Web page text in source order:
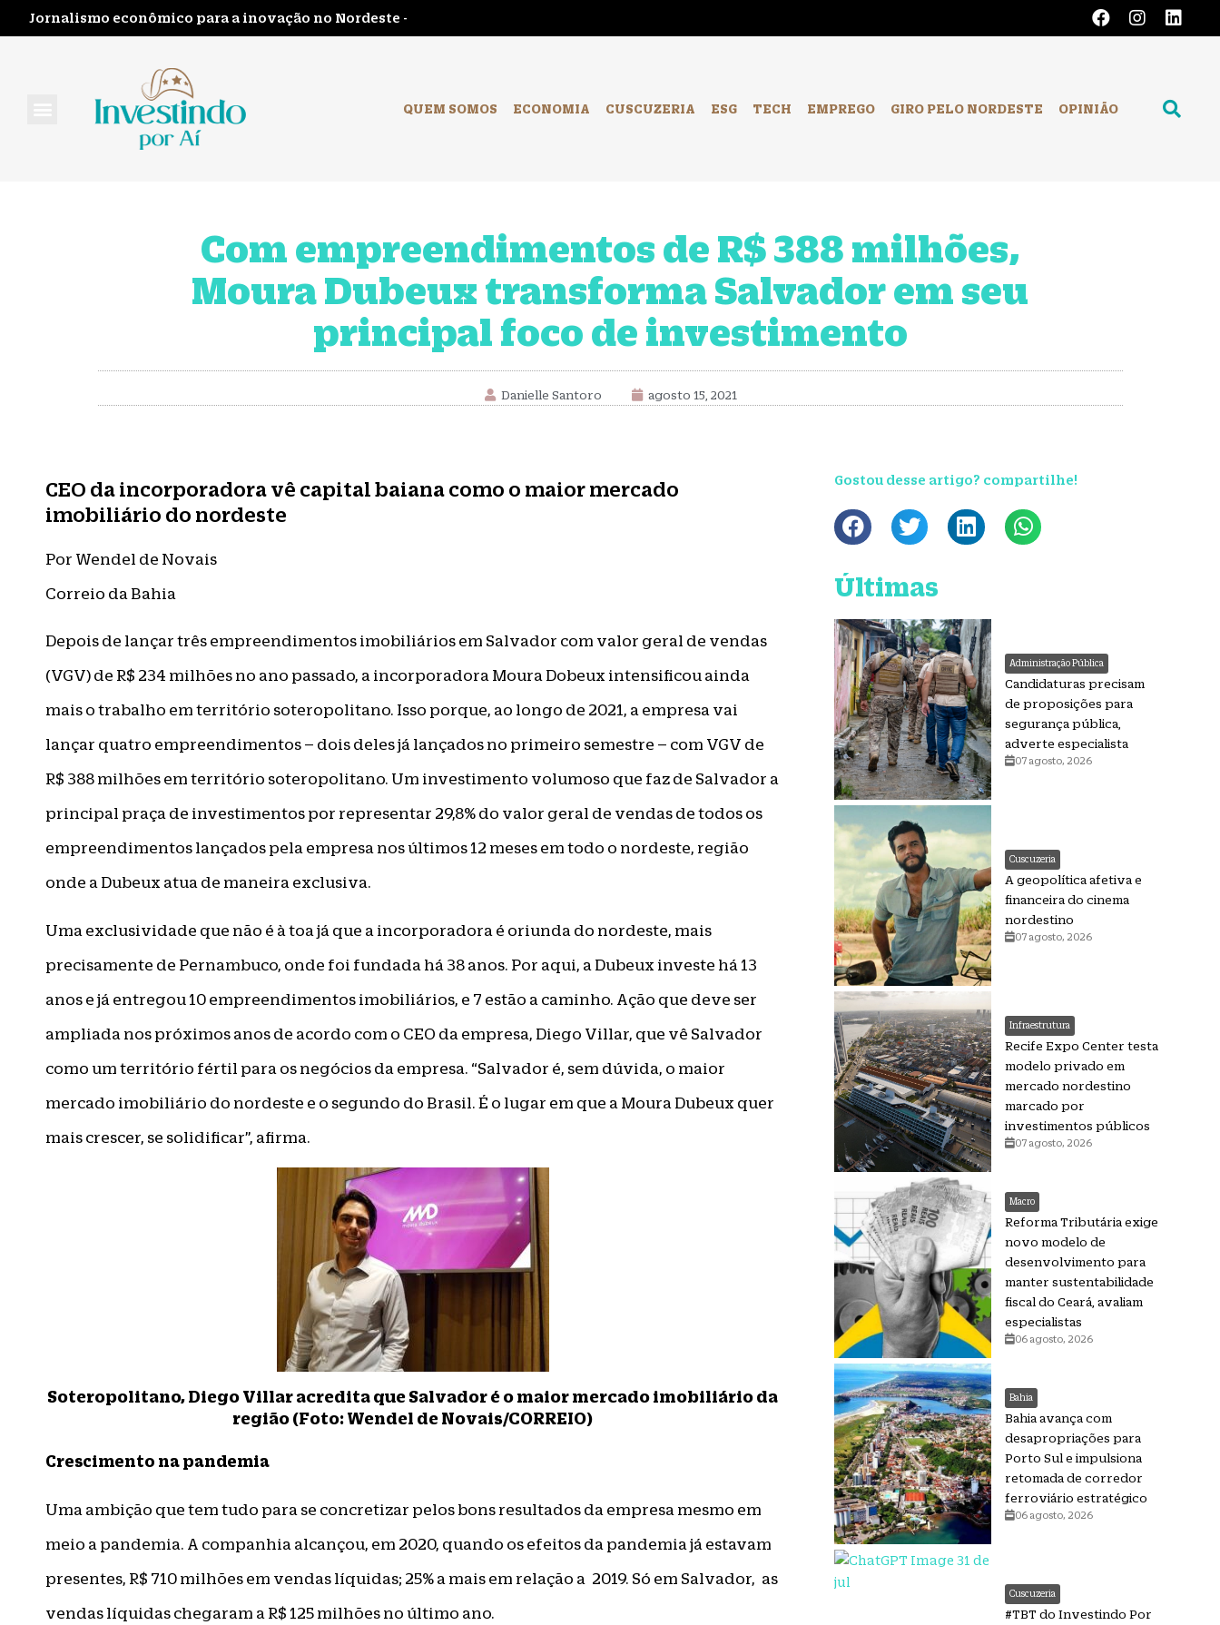
Jornalismo econômico para a inovação no Nordeste -
QUEM SOMOS ECONOMIA CUSCUZERIA ESG TECH EMPREGO GIRO PELO NORDESTE OPINIÃO
Com empreendimentos de R$ 388 milhões,
Moura Dubeux transforma Salvador em seu
principal foco de investimento
Danielle Santoro agosto 15, 2021
CEO da incorporadora vê capital baiana como o maior mercado
imobiliário do nordeste
Por Wendel de Novais
Correio da Bahia
Depois de lançar três empreendimentos imobiliários em Salvador com valor geral de vendas
(VGV) de R$ 234 milhões no ano passado, a incorporadora Moura Dobeux intensificou ainda
mais o trabalho em território soteropolitano. Isso porque, ao longo de 2021, a empresa vai
lançar quatro empreendimentos – dois deles já lançados no primeiro semestre – com VGV de
R$ 388 milhões em território soteropolitano. Um investimento volumoso que faz de Salvador a
principal praça de investimentos por representar 29,8% do valor geral de vendas de todos os
empreendimentos lançados pela empresa nos últimos 12 meses em todo o nordeste, região
onde a Dubeux atua de maneira exclusiva.
Uma exclusividade que não é à toa já que a incorporadora é oriunda do nordeste, mais
precisamente de Pernambuco, onde foi fundada há 38 anos. Por aqui, a Dubeux investe há 13
anos e já entregou 10 empreendimentos imobiliários, e 7 estão a caminho. Ação que deve ser
ampliada nos próximos anos de acordo com o CEO da empresa, Diego Villar, que vê Salvador
como um território fértil para os negócios da empresa. “Salvador é, sem dúvida, o maior
mercado imobiliário do nordeste e o segundo do Brasil. É o lugar em que a Moura Dubeux quer
mais crescer, se solidificar”, afirma.
Soteropolitano, Diego Villar acredita que Salvador é o maior mercado imobiliário da
região (Foto: Wendel de Novais/CORREIO)
Crescimento na pandemia
Uma ambição que tem tudo para se concretizar pelos bons resultados da empresa mesmo em
meio a pandemia. A companhia alcançou, em 2020, quando os efeitos da pandemia já estavam
presentes, R$ 710 milhões em vendas líquidas; 25% a mais em relação a 2019. Só em Salvador, as
vendas líquidas chegaram a R$ 125 milhões no último ano.
Gostou desse artigo? compartilhe!
Últimas
Administração Pública
Candidaturas precisam
de proposições para
segurança pública,
adverte especialista
07 agosto, 2026
Cuscuzeria
A geopolítica afetiva e
financeira do cinema
nordestino
07 agosto, 2026
Infraestrutura
Recife Expo Center testa
modelo privado em
mercado nordestino
marcado por
investimentos públicos
07 agosto, 2026
Macro
Reforma Tributária exige
novo modelo de
desenvolvimento para
manter sustentabilidade
fiscal do Ceará, avaliam
especialistas
06 agosto, 2026
Bahia
Bahia avança com
desapropriações para
Porto Sul e impulsiona
retomada de corredor
ferroviário estratégico
06 agosto, 2026
Cuscuzeria
#TBT do Investindo Por